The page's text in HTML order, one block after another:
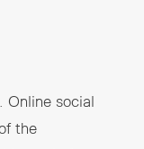
Online social
the